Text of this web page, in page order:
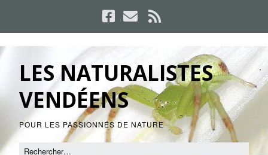
LES NATURALISTES
VENDÉENS
POUR LES PASSIONNÉS DE NATURE